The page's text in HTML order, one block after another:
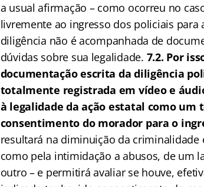
a usual afirmação – como ocorreu no
livremente ao ingresso dos policiais
diligência não é acompanhada de
dúvidas sobre sua legalidade. 7.2. Por
documentação escrita da diligência
totalmente registrada em vídeo e
à legalidade da ação estatal como
consentimento do morador para o
resultará na diminuição da
como pela intimidação a abusos, de um
outro – e permitirá avaliar se houve,